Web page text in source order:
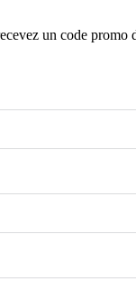
un code promo